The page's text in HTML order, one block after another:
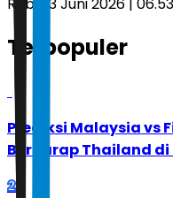
Terpopuler
Prediksi Malaysia vs
Berharap Thailand di
2